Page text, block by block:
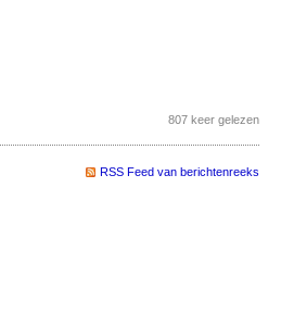
807 keer gelezen
RSS Feed van berichtenreeks